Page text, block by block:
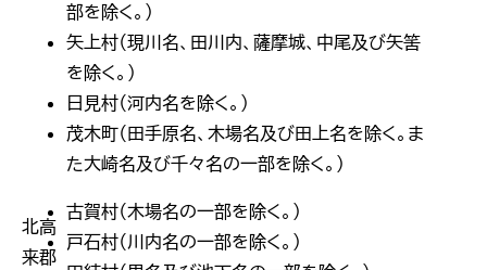
部を除く。）
矢上村（現川名、田川内、薩摩城、中尾及び矢筈
を除く。）
日見村（河内名を除く。）
茂木町（田手原名、木場名及び田上名を除く。ま
た大崎名及び千々名の一部を除く。）
北高
来郡
古賀村（木場名の一部を除く。）
戸石村（川内名の一部を除く。）